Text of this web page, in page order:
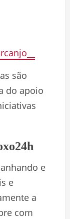
são
do apoio
e
e
a
com